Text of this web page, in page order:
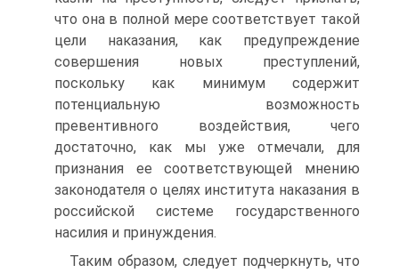
что она в полной мере соответствует такой
цели наказания, как предупреждение
совершения новых преступлений,
поскольку как минимум содержит
потенциальную возможность
превентивного воздействия, чего
достаточно, как мы уже отмечали, для
признания ее соответствующей мнению
законодателя о целях института наказания в
российской системе государственного
насилия и принуждения.
Таким образом, следует подчеркнуть, что